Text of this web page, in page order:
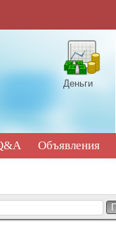
Деньги
Объявления